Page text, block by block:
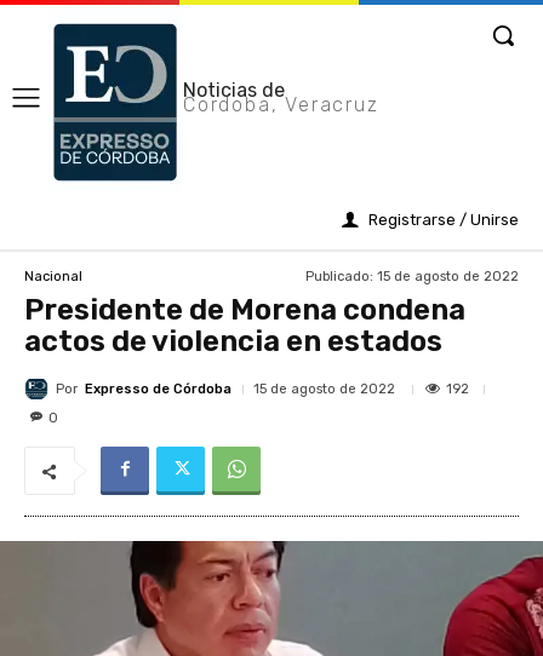
Noticias de
Cordoba, Veracruz
Registrarse / Unirse
Nacional Publicado: 15 de agosto de 2022
Presidente de Morena condena
actos de violencia en estados
Por Expresso de Córdoba 15 de agosto de 2022
192
0